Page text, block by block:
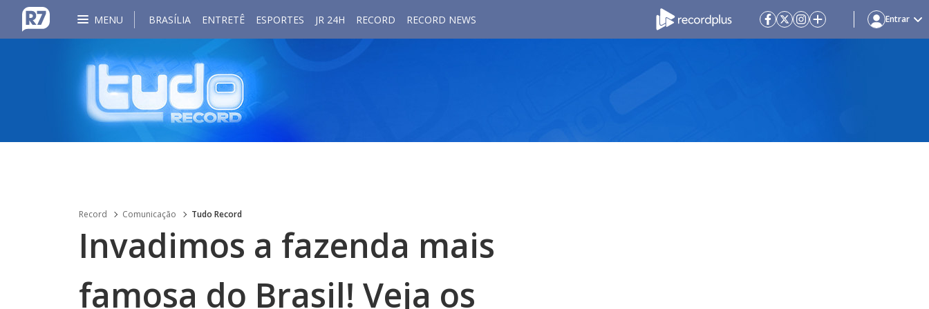
MENU BRASÍLIA ENTRETÊ ESPORTES JR 24H RECORD RECORD NEWS Entrar
Record Comunicação Tudo Record
Invadimos a fazenda mais
famosa do Brasil! Veja os